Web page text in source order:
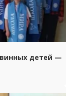
детей —